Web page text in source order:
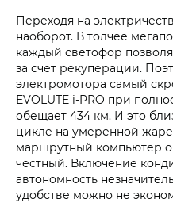
Переходя на
наоборот. В толчее
каждый светофор
за счет рекуперации.
электромотора самый
EVOLUTE i‑PRO при
обещает 434 км. И это
цикле на умеренной
маршрутный компьютер
честный. Включение
автономность
удобстве можно не